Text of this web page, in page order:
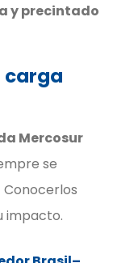
y precintado
carga
Mercosur
se
impacto.